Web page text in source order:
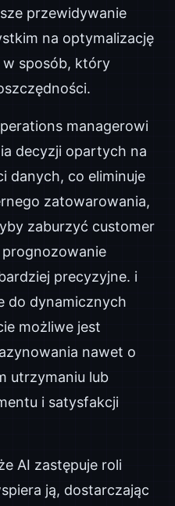
przewidywanie
na optymalizację
sposób, który
managerowi
decyzji opartych na
danych, co eliminuje
zatowarowania,
zaburzyć customer
precyzyjne. i
do dynamicznych
możliwe jest
nawet o
utrzymaniu lub
i satysfakcji
AI zastępuje roli
ją, dostarczając